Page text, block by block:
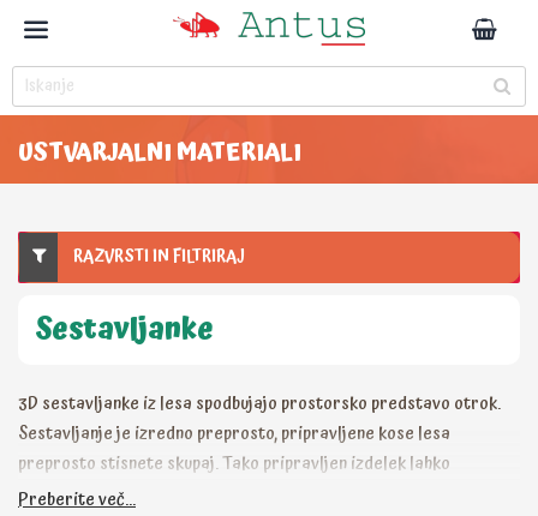
USTVARJALNI MATERIALI
RAZVRSTI IN FILTRIRAJ
Sestavljanke
3D sestavljanke iz lesa spodbujajo prostorsko predstavo otrok.
Sestavljanje je izredno preprosto, pripravljene kose lesa
preprosto stisnete skupaj. Tako pripravljen izdelek lahko
pobarvate z akrilnimi barvami Marabu in ga okrasite z bleščicami.
Preberite več...